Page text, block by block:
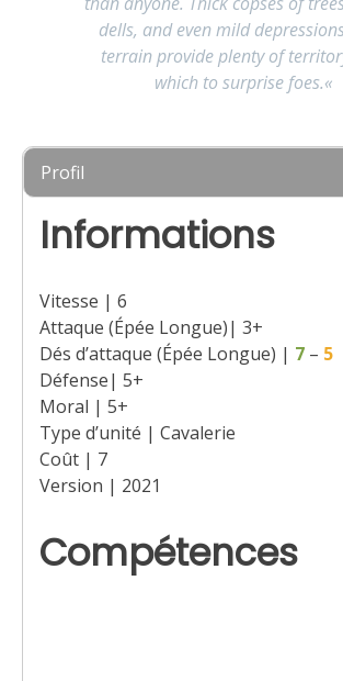
dells, and even mild
terrain provide plenty of
which to surprise foes.«
Profil
Informations
Vitesse | 6
Attaque (Épée Longue)| 3+
Dés d’attaque (Épée Longue) | 7 – 5
Défense| 5+
Moral | 5+
Type d’unité | Cavalerie
Coût | 7
Version | 2021
Compétences